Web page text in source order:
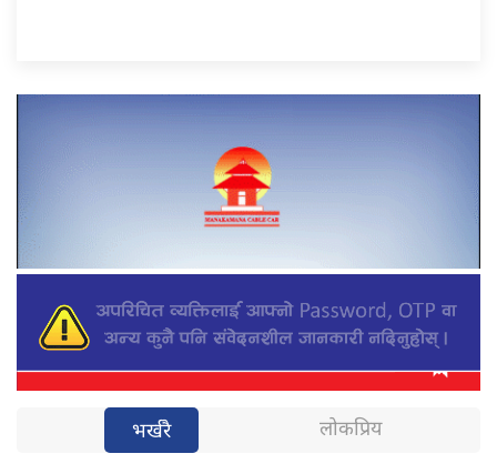
भर्खरै लोकप्रिय